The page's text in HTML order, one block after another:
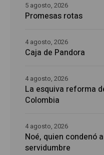
Promesas rotas
5 agosto, 2026
Caja de Pandora
4 agosto, 2026
La esquiva reforma
Colombia
4 agosto, 2026
Noé, quien condenó
servidumbre
4 agosto, 2026